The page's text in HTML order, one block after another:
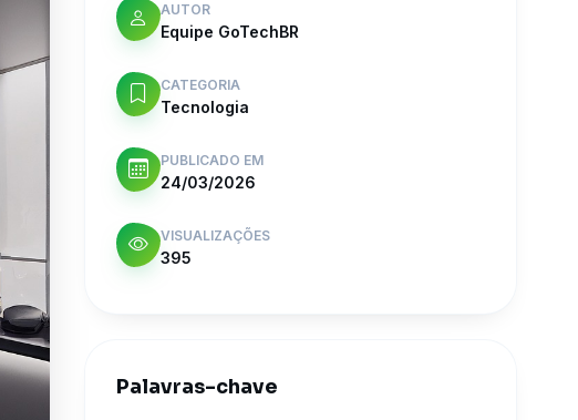
AUTOR
Equipe GoTechBR
CATEGORIA
Tecnologia
PUBLICADO EM
24/03/2026
VISUALIZAÇÕES
395
Palavras-chave